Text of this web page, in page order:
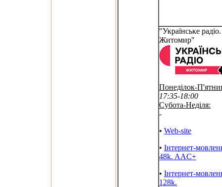
"Українське радіо.
Житомир"
Понеділок-
17:35-18:00
Субота-Неділя:
-
• Web-site
• Інтернет-
48k. AAC+
• Інтернет-
128k.